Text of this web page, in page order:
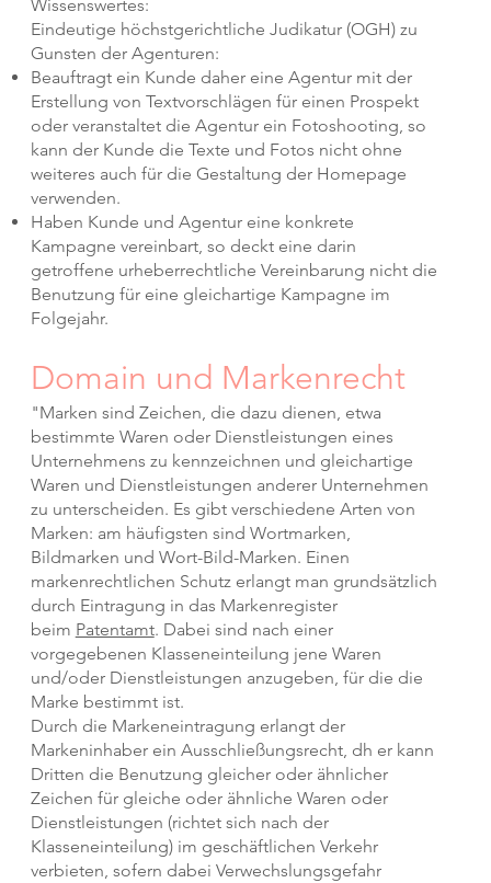
Wissenswertes:
Eindeutige höchstgerichtliche Judikatur (OGH) zu
Gunsten der Agenturen:
Beauftragt ein Kunde daher eine Agentur mit der
Erstellung von Textvorschlägen für einen Prospekt
oder veranstaltet die Agentur ein Fotoshooting, so
kann der Kunde die Texte und Fotos nicht ohne
weiteres auch für die Gestaltung der Homepage
verwenden.
Haben Kunde und Agentur eine konkrete
Kampagne vereinbart, so deckt eine darin
getroffene urheberrechtliche Vereinbarung nicht die
Benutzung für eine gleichartige Kampagne im
Folgejahr. ​
Domain und Markenrecht
"Marken sind Zeichen, die dazu dienen, etwa
bestimmte Waren oder Dienstleistungen eines
Unternehmens zu kennzeichnen und gleichartige
Waren und Dienstleistungen anderer Unternehmen
zu unterscheiden. Es gibt verschiedene Arten von
Marken: am häufigsten sind Wortmarken,
Bildmarken und Wort-Bild-Marken. Einen
markenrechtlichen Schutz erlangt man grundsätzlich
durch Eintragung in das Markenregister
beim Patentamt. Dabei sind nach einer
vorgegebenen Klasseneinteilung jene Waren
und/oder Dienstleistungen anzugeben, für die die
Marke bestimmt ist.
Durch die Markeneintragung erlangt der
Markeninhaber ein Ausschließungsrecht, dh er kann
Dritten die Benutzung gleicher oder ähnlicher
Zeichen für gleiche oder ähnliche Waren oder
Dienstleistungen (richtet sich nach der
Klasseneinteilung) im geschäftlichen Verkehr
verbieten, sofern dabei Verwechslungsgefahr